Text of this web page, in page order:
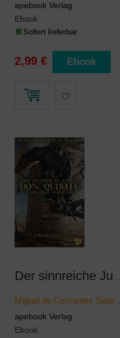
apebook Verlag
Ebook
Sofort lieferbar
2,99 € Ebook
apebook Verlag
Ebook